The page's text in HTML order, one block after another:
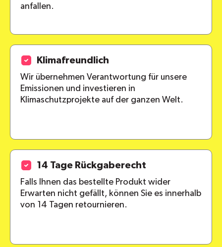
anfallen.
Klimafreundlich
Wir übernehmen Verantwortung für unsere
Emissionen und investieren in
Klimaschutzprojekte auf der ganzen Welt.
14 Tage Rückgaberecht
Falls Ihnen das bestellte Produkt wider
Erwarten nicht gefällt, können Sie es innerhalb
von 14 Tagen retournieren.